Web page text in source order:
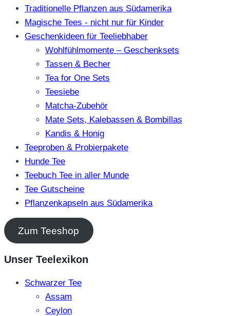
Traditionelle Pflanzen aus Südamerika
Magische Tees - nicht nur für Kinder
Geschenkideen für Teeliebhaber
Wohlfühlmomente – Geschenksets
Tassen & Becher
Tea for One Sets
Teesiebe
Matcha-Zubehör
Mate Sets, Kalebassen & Bombillas
Kandis & Honig
Teeproben & Probierpakete
Hunde Tee
Teebuch Tee in aller Munde
Tee Gutscheine
Pflanzenkapseln aus Südamerika
Zum Teeshop
Unser Teelexikon
Schwarzer Tee
Assam
Ceylon